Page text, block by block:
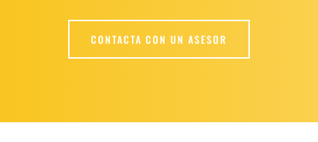
CONTACTA CON UN ASESOR